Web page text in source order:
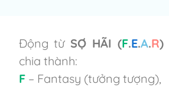
Động từ SỢ HÃI (F.E.A.R)
chia thành:
F – Fantasy (tưởng tượng),